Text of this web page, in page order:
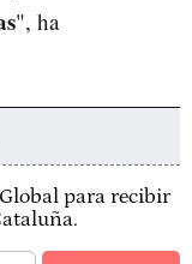
", ha
para recibir